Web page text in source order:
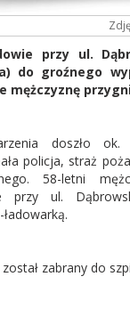
przy ul.
do groźnego
mężczyznę
doszło
policja, straż
58-letni
przy ul.
zabrany do